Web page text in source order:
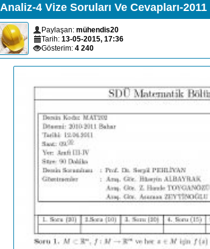
Analiz-4 Vize Soruları Ve Cevapları-2011
Paylaşan: mühendis20
Tarih: 13-05-2015, 17:36
Gösterim: 4 240